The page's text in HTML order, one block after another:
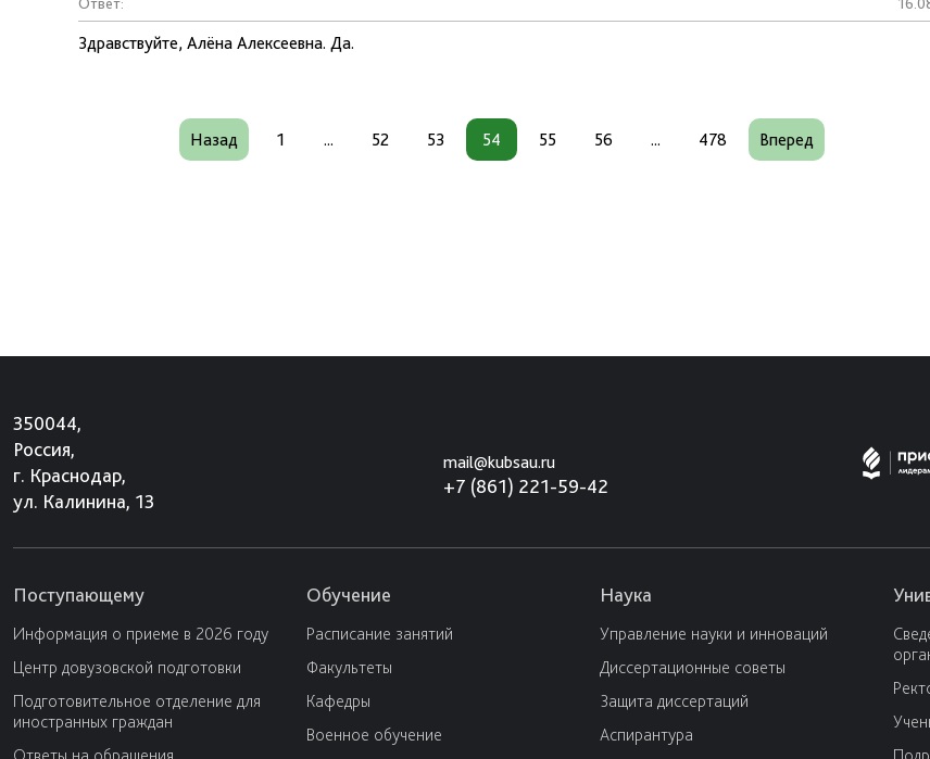
Здравствуйте, Алёна Алексеевна. Да.
Назад 1 ... 52 53 54 55 56 ... 478 Вперед
350044,
Россия,
г. Краснодар,
ул. Калинина, 13
mail@kubsau.ru
+7 (861) 221-59-42
Поступающему
Информация о приеме в 2026 году
Центр довузовской подготовки
Подготовительное отделение для
иностранных граждан
Обучение
Расписание занятий
Факультеты
Кафедры
Военное обучение
Наука
Управление науки и инноваций
Диссертационные советы
Защита диссертаций
Аспирантура